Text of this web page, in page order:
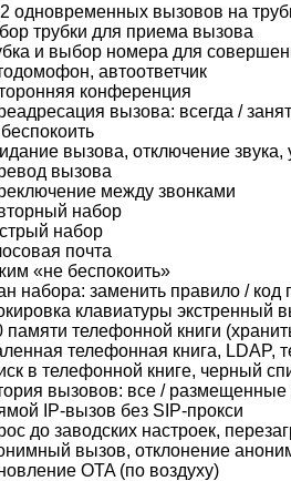
одновременных вызовов на
трубки для приема вызова
и выбор номера для
автоответчик
конференция
вызова: всегда /
вызова, отключение звука,
вызова
между звонками
набор
набор
почта
«не беспокоить»
набора: заменить правило / код
клавиатуры экстренный
памяти телефонной книги
телефонная книга, LDAP,
в телефонной книге, черный
вызовов: все /
IP-вызов без SIP-прокси
до заводских настроек,
вызов, отклонение
OTA (по воздуху)